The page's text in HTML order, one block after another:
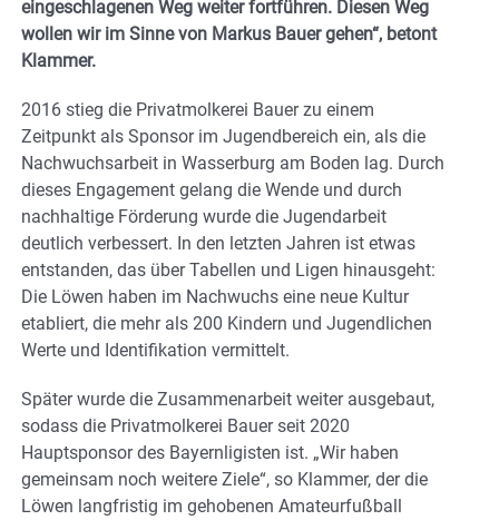
eingeschlagenen Weg weiter fortführen. Diesen Weg
wollen wir im Sinne von Markus Bauer gehen“, betont
Klammer.
2016 stieg die Privatmolkerei Bauer zu einem
Zeitpunkt als Sponsor im Jugendbereich ein, als die
Nachwuchsarbeit in Wasserburg am Boden lag. Durch
dieses Engagement gelang die Wende und durch
nachhaltige Förderung wurde die Jugendarbeit
deutlich verbessert. In den letzten Jahren ist etwas
entstanden, das über Tabellen und Ligen hinausgeht:
Die Löwen haben im Nachwuchs eine neue Kultur
etabliert, die mehr als 200 Kindern und Jugendlichen
Werte und Identifikation vermittelt.
Später wurde die Zusammenarbeit weiter ausgebaut,
sodass die Privatmolkerei Bauer seit 2020
Hauptsponsor des Bayernligisten ist. „Wir haben
gemeinsam noch weitere Ziele“, so Klammer, der die
Löwen langfristig im gehobenen Amateurfußball